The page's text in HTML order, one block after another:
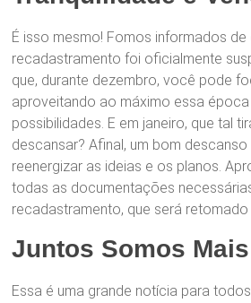
É isso mesmo! Fomos informados de
recadastramento foi oficialmente
que, durante dezembro, você pode
aproveitando ao máximo essa
possibilidades. E em janeiro, que tal
descansar? Afinal, um bom
reenergizar as ideias e os planos.
todas as documentações
recadastramento, que será
Juntos Somos
Essa é uma grande notícia para